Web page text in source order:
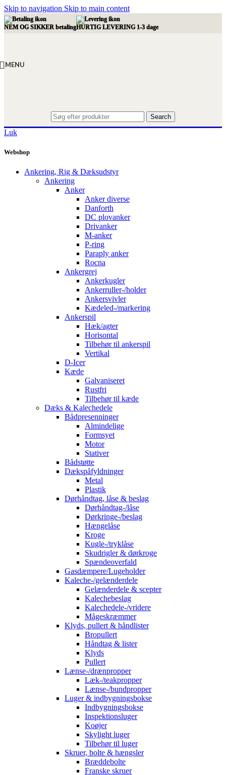
Skip to navigation Skip to main content
NEM OG SIKKER betalingHURTIG LEVERING 1-3 dage
MENU
Search
Luk
Webshop
Ankering, Rig & Dæksudstyr
Ankering
Anker
Anker diverse
Danforth
DC plovanker
Drivanker
M-anker
P-ring
Paraply anker
Rocna
Ankergrej
Ankerkugler
Ankerruller-/holder
Ankersvivler
Kædeled-/markering
Ankerspil
Hæk/agter
Horisontal
Tilbehør til ankerspil
Vertikal
D-Icer
Kæde
Galvaniseret
Rustfri
Tilbehør til kæde
Dæks & Kalechedele
Bådpresenninger
Almindelige
Formsyet
Motor
Stativer
Bådstøtte
Dækspåfyldninger
Metal
Plastik
Dørhåndtag, låse & beslag
Dørhåndtag-/låse
Dørkringe-/beslag
Hængelåse
Kroge
Kugle-/tryklåse
Skudrigler & dørkroge
Spændeoverfald
Gasdæmpere/Lugeholder
Kaleche-/gelænderdele
Gelænderdele & scepter
Kalechebeslag
Kalechedele-/vridere
Mågeskræmmer
Klyds, pullert & håndlister
Bropullert
Håndtag & lister
Klyds
Pullert
Lænse-/drænpropper
Læk-/teakpropper
Lænse-/bundpropper
Luger & indbygningsbokse
Indbygningsbokse
Inspektionsluger
Koøjer
Skylight luger
Tilbehør til luger
Skruer, bolte & hængsler
Bræddebolte
Franske skruer